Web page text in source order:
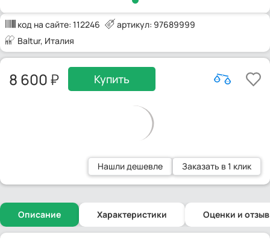
код на сайте: 112246
артикул: 97689999
Baltur, Италия
8 600 Купить
Нашли дешевле Заказать в 1 клик
Описание Характеристики Оценки и